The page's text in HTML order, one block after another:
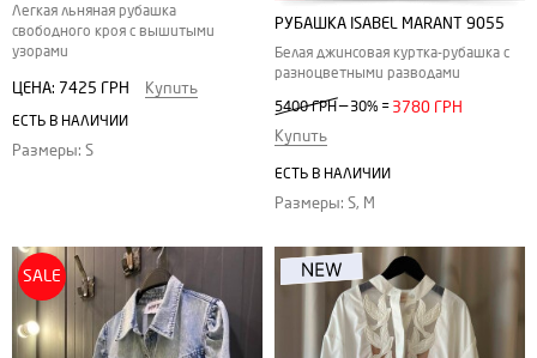
Легкая льняная рубашка
свободного кроя с вышитыми
узорами
ЦЕНА: 7425 ГРН Купить
ЕСТЬ В НАЛИЧИИ
Размеры: S
РУБАШКА ISABEL MARANT 9055
Белая джинсовая куртка-рубашка с
разноцветными разводами
5400 ГРН — 30% = 3780 ГРН
Купить
ЕСТЬ В НАЛИЧИИ
Размеры: S, M
SALE